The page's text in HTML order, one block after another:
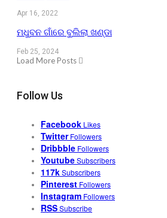
Apr 16, 2022
ମଧୁବନ ଗାଁରେ ବୁଲିଲା ଖଣ୍ଡା
Feb 25, 2024
Load More Posts
Follow Us
Facebook Likes
Twitter Followers
Dribbble Followers
YoutubeSubscribers
117kSubscribers
Pinterest Followers
Instagram Followers
RSSSubscribe